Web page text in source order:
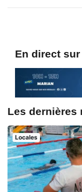
En direct sur
Les dernières
Locales